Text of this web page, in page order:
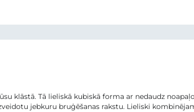
klāstā. Tā lieliskā kubiskā forma ar nedaudz
jebkuru bruģēšanas rakstu. Lieliski